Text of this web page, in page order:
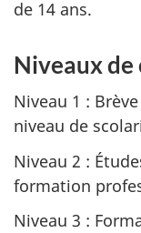
de 14 ans.
Niveaux de
Niveau 1 :
niveau de
Niveau 2 :
formation
Niveau 3 :